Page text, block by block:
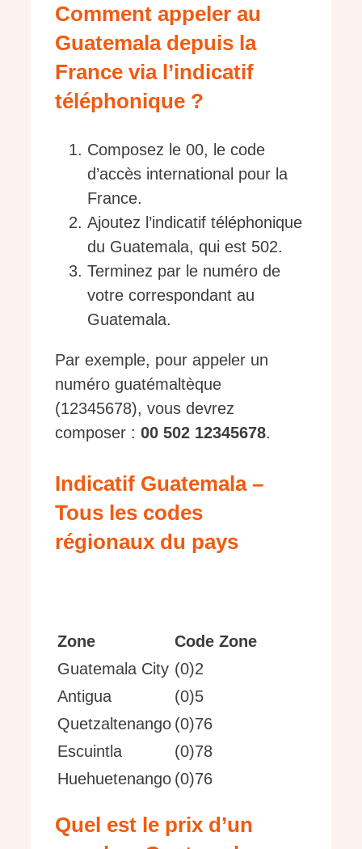
Comment appeler au
Guatemala depuis la
France via l’indicatif
téléphonique ?
Composez le 00, le code
d’accès international pour la
France.
Ajoutez l’indicatif téléphonique
du Guatemala, qui est 502.
Terminez par le numéro de
votre correspondant au
Guatemala.
Par exemple, pour appeler un
numéro guatémaltèque
(12345678), vous devrez
composer : 00 502 12345678.
Indicatif Guatemala –
Tous les codes
régionaux du pays
Zone
Code Zone
Guatemala City (0)2
Antigua
(0)5
Quetzaltenango (0)76
Escuintla
(0)78
Huehuetenango (0)76
Quel est le prix d’un